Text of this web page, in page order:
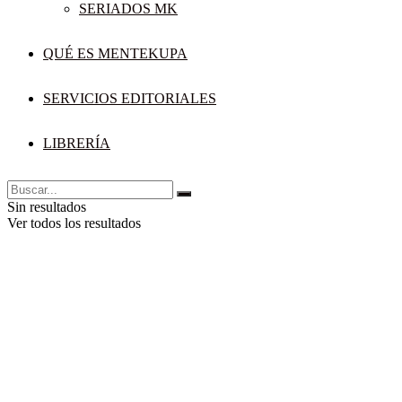
SERIADOS MK
QUÉ ES MENTEKUPA
SERVICIOS EDITORIALES
LIBRERÍA
Sin resultados
Ver todos los resultados